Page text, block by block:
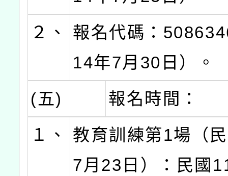
２、
報名代碼：
14年7月30日）。
(五)
報名時間：
１、
教育訓練第1場（
7月23日）：民國